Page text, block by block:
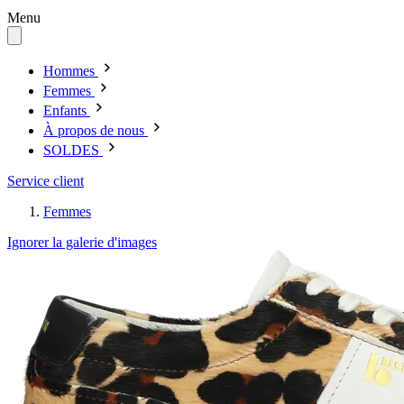
Menu
Hommes
Femmes
Enfants
À propos de nous
SOLDES
Service client
Femmes
Ignorer la galerie d'images